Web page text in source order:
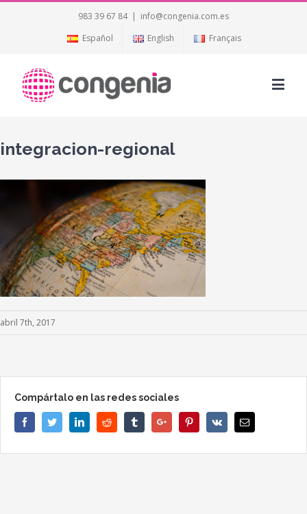
983 39 67 84 | info@congenia.com.es
Español
English Français
integracion-regional
abril 7th, 2017
Compártalo en las redes sociales
FacebookTwitterLinkedinReddit TumblrGoogle+ PinterestVk Email